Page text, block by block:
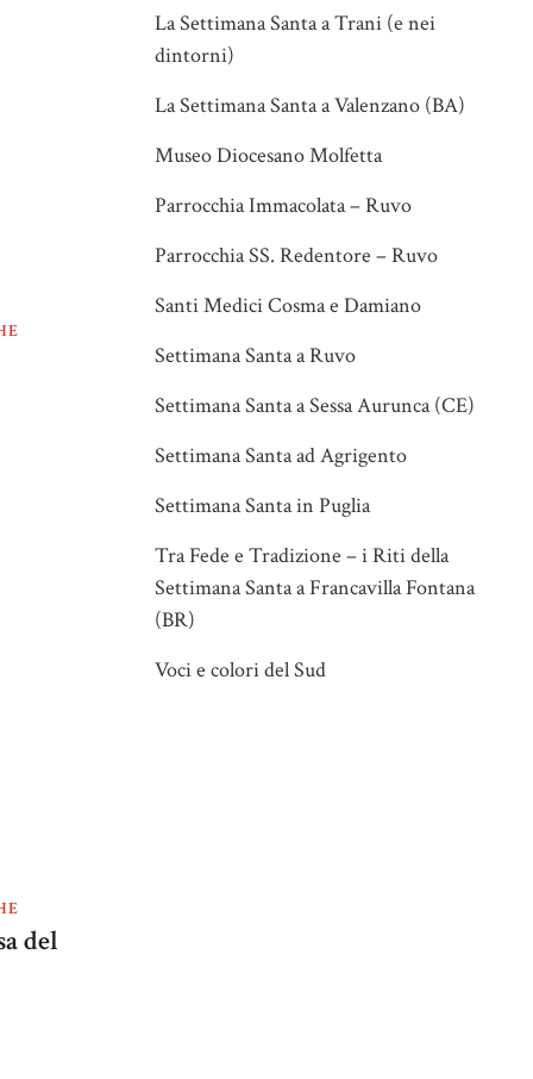
del
La Settimana Santa a Trani (e nei
dintorni)
La Settimana Santa a Valenzano (BA)
Museo Diocesano Molfetta
Parrocchia Immacolata – Ruvo
Parrocchia SS. Redentore – Ruvo
Santi Medici Cosma e Damiano
Settimana Santa a Ruvo
Settimana Santa a Sessa Aurunca (CE)
Settimana Santa ad Agrigento
Settimana Santa in Puglia
Tra Fede e Tradizione – i Riti della
Settimana Santa a Francavilla Fontana
(BR)
Voci e colori del Sud